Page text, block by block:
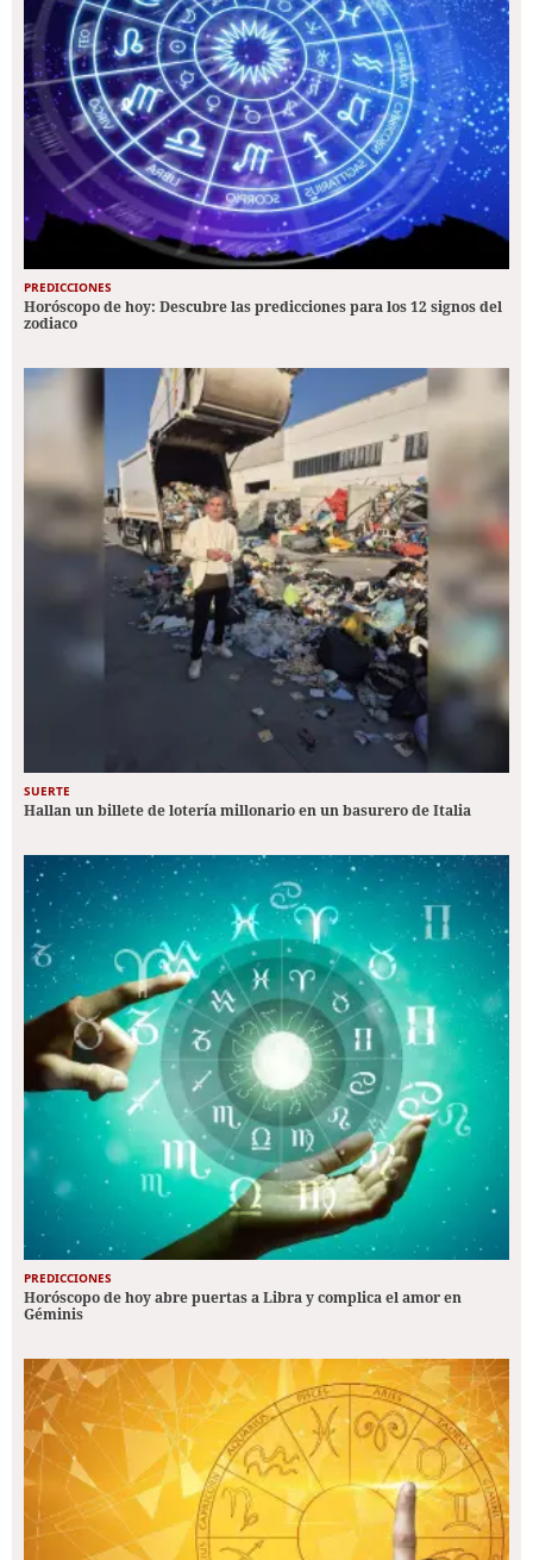
PREDICCIONES
Horóscopo de hoy: Descubre las predicciones para los 12 signos del
zodiaco
SUERTE
Hallan un billete de lotería millonario en un basurero de Italia
PREDICCIONES
Horóscopo de hoy abre puertas a Libra y complica el amor en
Géminis